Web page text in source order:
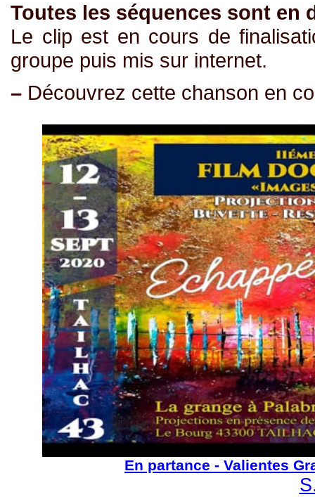
Toutes les séquences sont en
Le clip est en cours de
groupe puis mis sur internet.
– Découvrez cette chanson en
En partance - Valientes